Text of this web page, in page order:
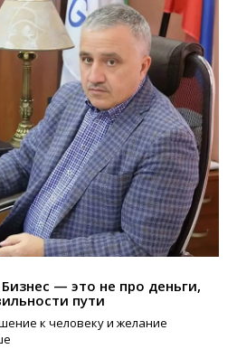
— это не про деньги,
пути
к человеку и желание